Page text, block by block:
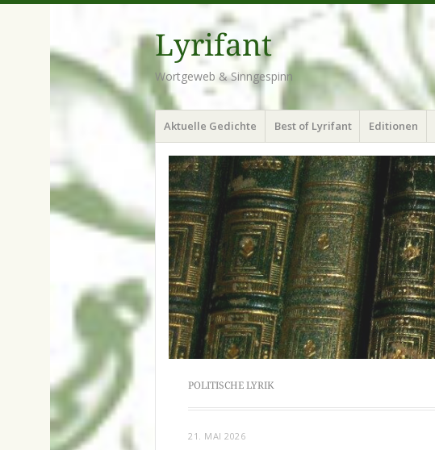
Lyrifant
Wortgeweb & Sinngespinn
Menü
Zum
Inhalt
springen
Aktuelle Gedichte Best of Lyrifant Editionen
POLITISCHE LYRIK
21. MAI 2026